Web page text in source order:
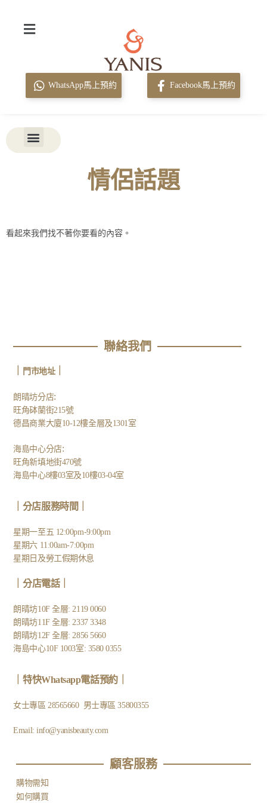
WhatsApp馬上預約 Facebook馬上預約
情侶話題
看起來我們找不著你要看的內容。
聯絡我們
門市地址｜
朗晴坊分店:
旺角砵蘭街215號
德昌商業大廈10-12樓全層及1301室
海島中心分店:
旺角新填地街470號
海島中心8樓03室及10樓03-04室
｜分店服務時間｜
星期一至五 12:00pm-9:00pm
星期六 11:00am-7:00pm
星期日及勞工假期休息
分店電話｜
朗晴坊10F 全層: 2119 0060
朗晴坊11F 全層: 2337 3348
朗晴坊12F 全層: 2856 5660
海島中心10F 1003室: 3580 0355
特快Whatsapp電話預約｜
女士專區28565660 男士專區35800355
Email:info@yanisbeauty.com
顧客服務​
購物需知
如何購買